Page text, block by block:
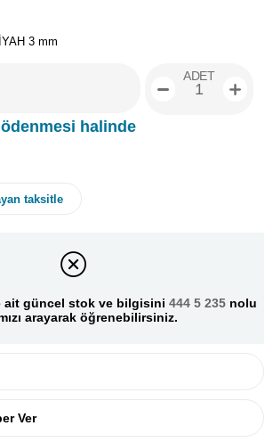
3 mm
halinde
ADET
taksitle
ait güncel stok ve bilgisini 444 5 235 nolu
arayarak öğrenebilirsiniz.
Ver